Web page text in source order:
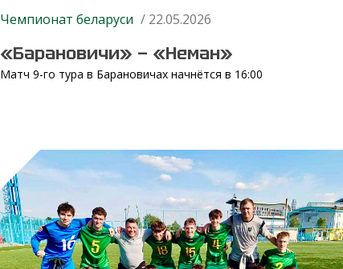
Чемпионат беларуси / 22.05.2026
«Барановичи» — «Неман»
Матч 9-го тура в Барановичах начнётся в 16:00